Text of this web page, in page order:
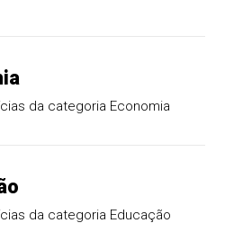
da categoria Economia
da categoria Educação